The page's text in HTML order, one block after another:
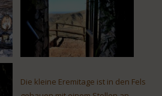
Die kleine Eremitage ist in den Fels